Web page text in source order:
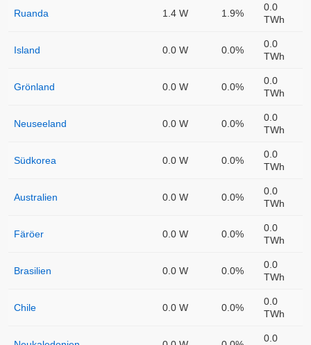
Ruanda 1.4 W 1.9%
0.0
TWh
Island 0.0 W 0.0%
0.0
TWh
Grönland 0.0 W 0.0%
0.0
TWh
Neuseeland 0.0 W 0.0%
0.0
TWh
Südkorea 0.0 W 0.0%
0.0
TWh
Australien 0.0 W 0.0%
0.0
TWh
Färöer 0.0 W 0.0%
0.0
TWh
Brasilien 0.0 W 0.0%
0.0
TWh
Chile 0.0 W 0.0%
0.0
TWh
0.0